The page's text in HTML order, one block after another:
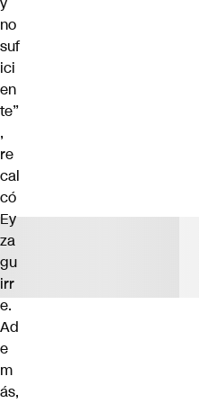
no
suf
ici
en
te”
,
re
cal
có
Ey
za
gu
irr
e.
Ad
e
m
ás,